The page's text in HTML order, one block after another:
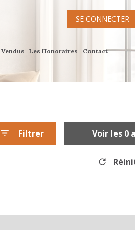
SE CONNECTER
Les Honoraires Contact
Filtrer Voir les 0